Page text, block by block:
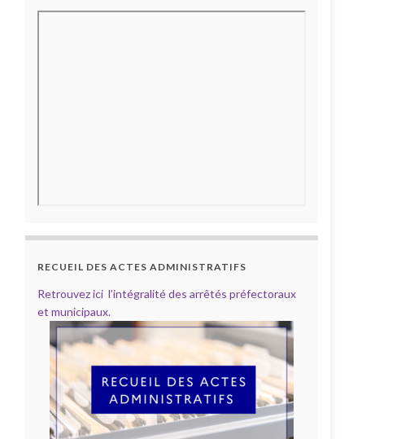
RECUEIL DES ACTES ADMINISTRATIFS
Retrouvez ici l’intégralité des arrêtés préfectoraux
et municipaux.